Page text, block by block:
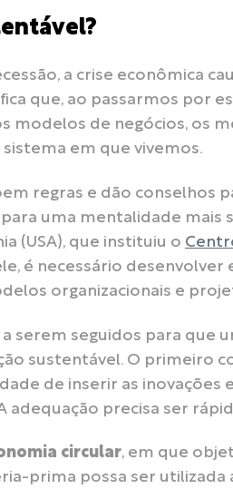
a crise econômica
que, ao passarmos por
modelos de negócios, os
em que vivemos.
regras e dão conselhos
uma mentalidade mais
(USA), que instituiu o
é necessário desenvolver
organizacionais e
serem seguidos para que
sustentável. O primeiro
de inserir as
adequação precisa ser
circular, em que
prima possa ser utilizada